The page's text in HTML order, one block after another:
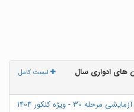
لیست کامل
های ادواری سال
- ویژه کنکور 1404